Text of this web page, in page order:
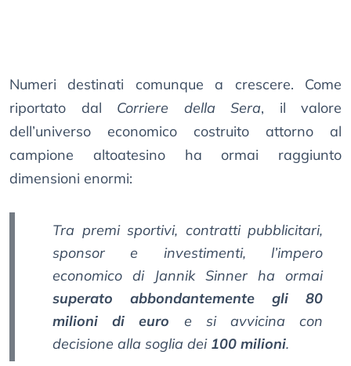
Numeri destinati comunque a crescere. Come
riportato dal Corriere della Sera, il valore
dell’universo economico costruito attorno al
campione altoatesino ha ormai raggiunto
dimensioni enormi:
Tra premi sportivi, contratti pubblicitari,
sponsor e investimenti, l’impero
economico di Jannik Sinner ha ormai
superato abbondantemente gli 80
milioni di euro e si avvicina con
decisione alla soglia dei 100 milioni.